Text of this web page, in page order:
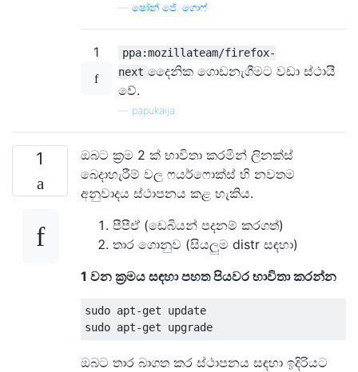
ෂෝන් ජේ. ගොෆ්
1
ppa:mozillateam/firefox-
next දෛනික ගොඩනැගීමට වඩා ස්ථායී
වේ.
papukaija
1
ඔබට ක්‍රම 2 ක් භාවිතා කරමින් ලිනක්ස්
බෙදාහැරීම් වල ෆයර්ෆොක්ස් හි නවතම
අනුවාදය ස්ථාපනය කළ හැකිය.
පීපීඒ (ඩෙබියන් පදනම් කරගත්)
තාර ගොනුව (සියලුම distr සඳහා)
1 වන ක්‍රමය සඳහා පහත පියවර භාවිතා කරන්න
sudo apt-get update
ඔබට තාර බාගත කර ස්ථාපනය සඳහා ඉදිරියට